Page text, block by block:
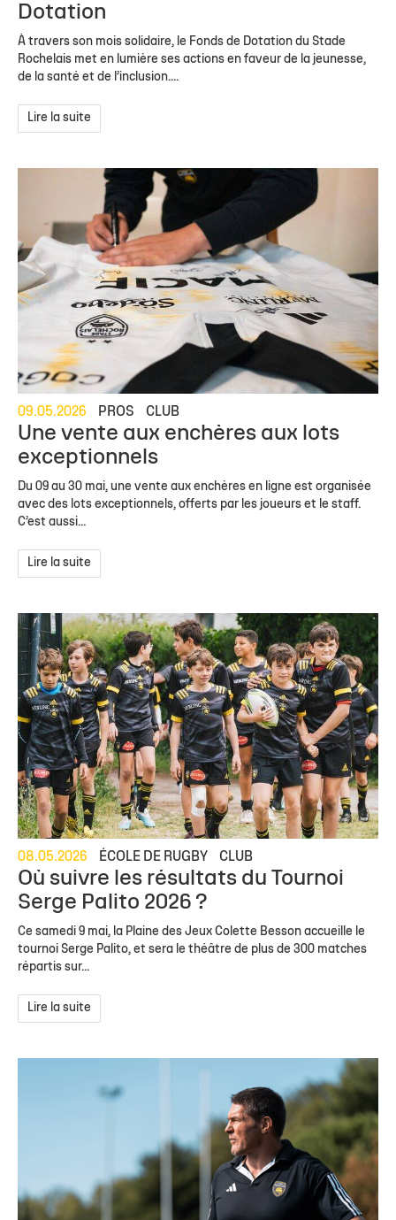
Dotation
À travers son mois solidaire, le Fonds de Dotation du Stade
Rochelais met en lumière ses actions en faveur de la jeunesse,
de la santé et de l’inclusion....
Lire la suite
09.05.2026 PROS CLUB
Une vente aux enchères aux lots
exceptionnels
Du 09 au 30 mai, une vente aux enchères en ligne est organisée
avec des lots exceptionnels, offerts par les joueurs et le staff.
C’est aussi...
Lire la suite
08.05.2026 ÉCOLE DE RUGBY CLUB
Où suivre les résultats du Tournoi
Serge Palito 2026 ?
Ce samedi 9 mai, la Plaine des Jeux Colette Besson accueille le
tournoi Serge Palito, et sera le théâtre de plus de 300 matches
répartis sur...
Lire la suite